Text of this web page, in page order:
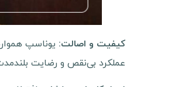
کیفیت و اصالت: یوناسپ
عملکرد بی‌نقص و رضایت